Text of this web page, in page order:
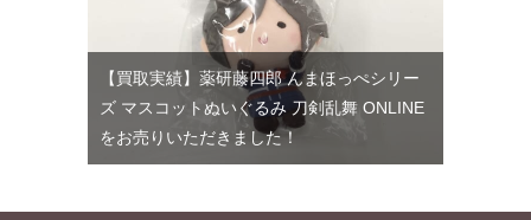
【買取実績】薬研藤四郎 んまほっぺシリー
ズ マスコットぬいぐるみ 刀剣乱舞 ONLINE
をお売りいただきました！